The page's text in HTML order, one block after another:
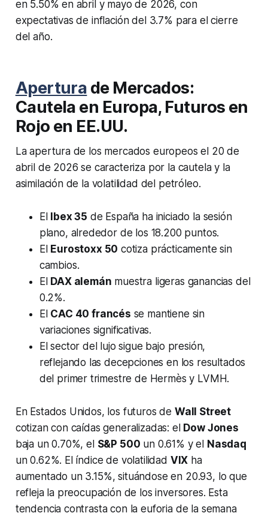
en 5.50% en abril y mayo de 2026, con
expectativas de inflación del 3.7% para el cierre
del año.
Apertura de Mercados:
Cautela en Europa, Futuros en
Rojo en EE.UU.
La apertura de los mercados europeos el 20 de
abril de 2026 se caracteriza por la cautela y la
asimilación de la volatilidad del petróleo.
El Ibex 35 de España ha iniciado la sesión
plano, alrededor de los 18.200 puntos.
El Eurostoxx 50 cotiza prácticamente sin
cambios.
El DAX alemán muestra ligeras ganancias del
0.2%.
El CAC 40 francés se mantiene sin
variaciones significativas.
El sector del lujo sigue bajo presión,
reflejando las decepciones en los resultados
del primer trimestre de Hermès y LVMH.
En Estados Unidos, los futuros de Wall Street
cotizan con caídas generalizadas: el Dow Jones
baja un 0.70%, el S&P 500 un 0.61% y el
Nasdaq
un 0.62%. El índice de volatilidad VIX ha
aumentado un 3.15%, situándose en 20.93, lo que
refleja la preocupación de los inversores. Esta
tendencia contrasta con la euforia de la semana